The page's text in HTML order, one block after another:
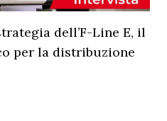
dell’F-Line E, il
per la distribuzione